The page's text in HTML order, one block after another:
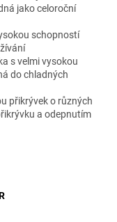
jako celoroční
schopností
s velmi vysokou
do chladných
přikrývek o různých
a odepnutím